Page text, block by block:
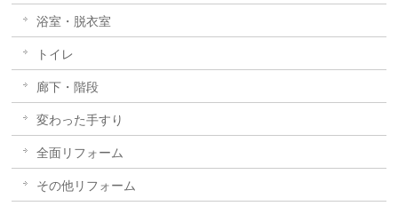
浴室・脱衣室
トイレ
廊下・階段
変わった手すり
全面リフォーム
その他リフォーム